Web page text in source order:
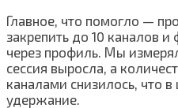
Главное, что помогло —
закрепить до 10 каналов
через профиль. Мы
сессия выросла, а
каналами снизилось, что
удержание.